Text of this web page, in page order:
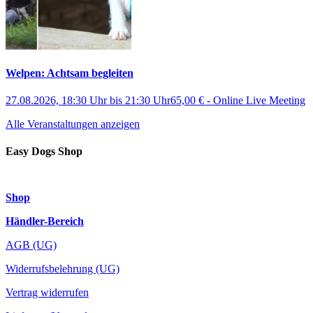
Welpen: Achtsam begleiten
27.08.2026, 18:30 Uhrbis 21:30 Uhr65,00 € - Online Live Meeting
Alle Veranstaltungen anzeigen
Easy Dogs Shop
Shop
Händler-Bereich
AGB (UG)
Widerrufsbelehrung (UG)
Vertrag widerrufen